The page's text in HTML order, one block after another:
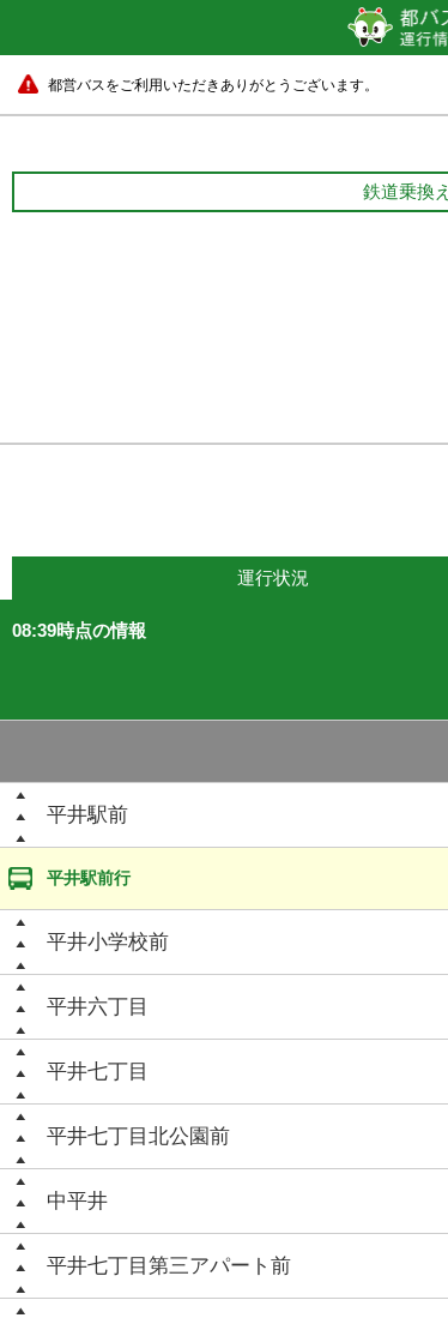
都営バスをご利用いただきありがとうございます。
鉄道乗換え
運行状況
08:39時点の情報
平井駅前
平井駅前行
平井小学校前
平井六丁目
平井七丁目
平井七丁目北公園前
中平井
平井七丁目第三アパート前